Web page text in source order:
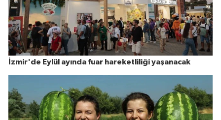
İzmir'de Eylül ayında fuar hareketliliği yaşanacak